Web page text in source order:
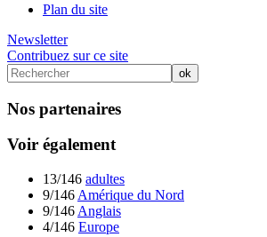
Plan du site
Newsletter
Contribuez sur ce site
Nos partenaires
Voir également
13/146 adultes
9/146 Amérique du Nord
9/146 Anglais
4/146 Europe